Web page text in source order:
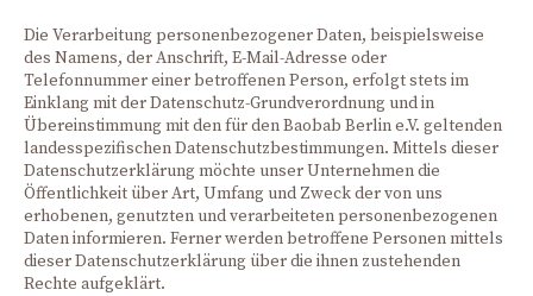
Die Verarbeitung personenbezogener Daten, beispielsweise
des Namens, der Anschrift, E-Mail-Adresse oder
Telefonnummer einer betroffenen Person, erfolgt stets im
Einklang mit der Datenschutz-Grundverordnung und in
Übereinstimmung mit den für den Baobab Berlin e.V. geltenden
landesspezifischen Datenschutzbestimmungen. Mittels dieser
Datenschutzerklärung möchte unser Unternehmen die
Öffentlichkeit über Art, Umfang und Zweck der von uns
erhobenen, genutzten und verarbeiteten personenbezogenen
Daten informieren. Ferner werden betroffene Personen mittels
dieser Datenschutzerklärung über die ihnen zustehenden
Rechte aufgeklärt.